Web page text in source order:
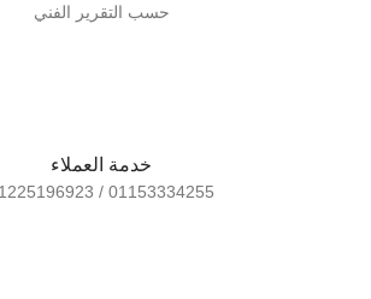
حسب التقرير الفني
خدمة العملاء
01153334255 / 01225196923